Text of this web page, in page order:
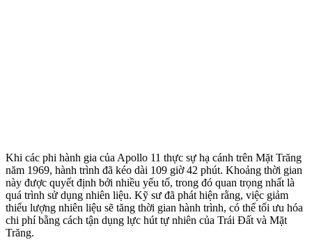
Khi các phi hành gia của Apollo 11 thực sự hạ cánh trên Mặt Trăng
năm 1969, hành trình đã kéo dài 109 giờ 42 phút. Khoảng thời gian
này được quyết định bởi nhiều yếu tố, trong đó quan trọng nhất là
quá trình sử dụng nhiên liệu. Kỹ sư đã phát hiện rằng, việc giảm
thiểu lượng nhiên liệu sẽ tăng thời gian hành trình, có thể tối ưu hóa
chi phí bằng cách tận dụng lực hút tự nhiên của Trái Đất và Mặt
Trăng.